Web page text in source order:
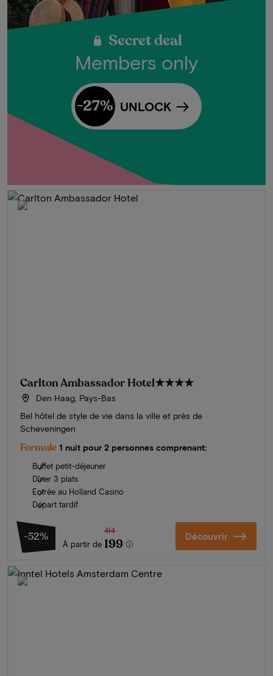
Secret deal
Members only
UNLOCK
-27%
Carlton Ambassador Hotel★★★★
Den Haag, Pays-Bas
Bel hôtel de style de vie dans la ville et près de
Scheveningen
Formule 1 nuit pour 2 personnes comprenant:
Buffet petit-déjeuner
Dîner 3 plats
Entrée au Holland Casino
Départ tardif
-52%
À partir de
414
199 Découvrir